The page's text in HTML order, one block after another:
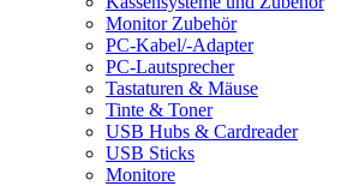
Monitor Zubehör
PC-Kabel/-Adapter
PC-Lautsprecher
Tastaturen & Mäuse
Tinte & Toner
USB Hubs & Cardreader
USB Sticks
Monitore